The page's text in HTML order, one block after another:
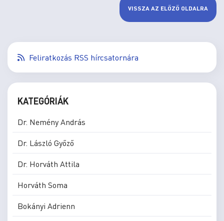
VISSZA AZ ELŐZŐ OLDALRA
Feliratkozás RSS hírcsatornára
KATEGÓRIÁK
Dr. Nemény András
Dr. László Győző
Dr. Horváth Attila
Horváth Soma
Bokányi Adrienn